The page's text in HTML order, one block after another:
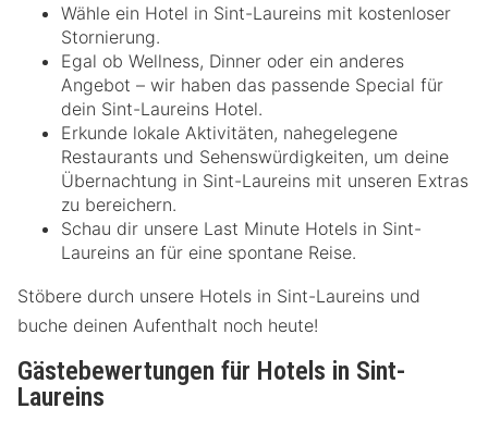
Wähle ein Hotel in Sint-Laureins mit kostenloser
Stornierung.
Egal ob Wellness, Dinner oder ein anderes
Angebot – wir haben das passende Special für
dein Sint-Laureins Hotel.
Erkunde lokale Aktivitäten, nahegelegene
Restaurants und Sehenswürdigkeiten, um deine
Übernachtung in Sint-Laureins mit unseren Extras
zu bereichern.
Schau dir unsere Last Minute Hotels in Sint-
Laureins an für eine spontane Reise.
Stöbere durch unsere Hotels in Sint-Laureins und
buche deinen Aufenthalt noch heute!
Gästebewertungen für Hotels in Sint-
Laureins